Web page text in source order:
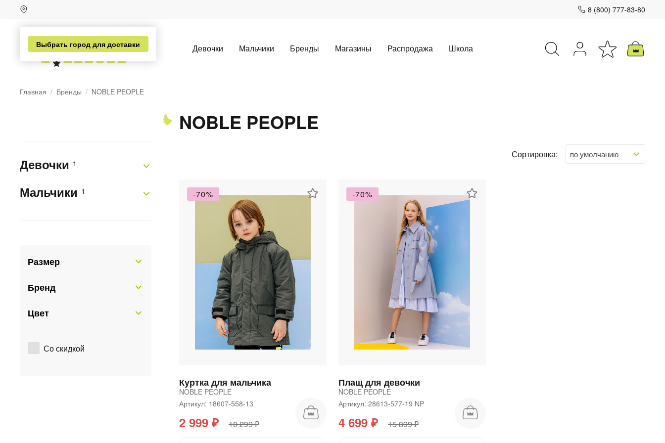
Выбрать город для доставки
8 (800) 777-83-80
Девочки Мальчики Бренды Магазины Распродажа Школа
Главная Бренды NOBLE PEOPLE
Девочки 1
Мальчики 1
Размер
Бренд
Цвет
Со скидкой
NOBLE PEOPLE
Сортировка:
-70%
Куртка для мальчика
NOBLE PEOPLE
Артикул: 18607-558-13
2 999 ₽ 10 299 ₽
-70%
Плащ для девочки
NOBLE PEOPLE
Артикул: 28613-577-19 NP
4 699 ₽ 15 899 ₽
Для клиентов всех банков
График платежей
Сегодня
25%
Добавляйте товары
Оплачивайте сегодня только